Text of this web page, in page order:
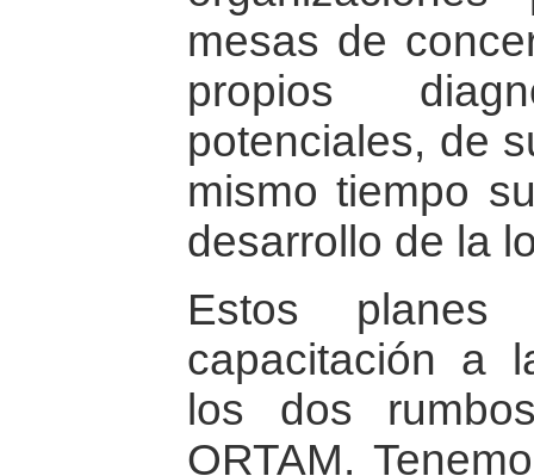
mesas de
propios
potenciales, de
mismo tiempo
desarrollo de la
Estos
capacitación a
los dos
ORTAM.